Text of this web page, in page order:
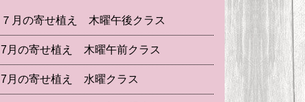
７月の寄せ植え 木曜午後クラス
7月の寄せ植え 木曜午前クラス
7月の寄せ植え 水曜クラス